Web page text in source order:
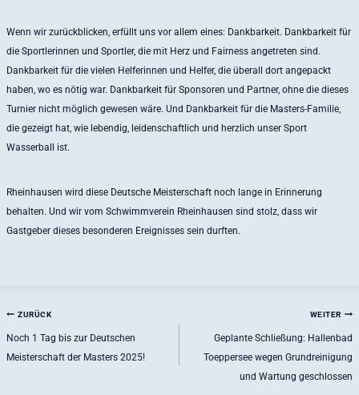
Wenn wir zurückblicken, erfüllt uns vor allem eines: Dankbarkeit. Dankbarkeit für
die Sportlerinnen und Sportler, die mit Herz und Fairness angetreten sind.
Dankbarkeit für die vielen Helferinnen und Helfer, die überall dort angepackt
haben, wo es nötig war. Dankbarkeit für Sponsoren und Partner, ohne die dieses
Turnier nicht möglich gewesen wäre. Und Dankbarkeit für die Masters-Familie,
die gezeigt hat, wie lebendig, leidenschaftlich und herzlich unser Sport
Wasserball ist.
Rheinhausen wird diese Deutsche Meisterschaft noch lange in Erinnerung
behalten. Und wir vom Schwimmverein Rheinhausen sind stolz, dass wir
Gastgeber dieses besonderen Ereignisses sein durften.
Beitragsnavigation
ZURÜCK
Noch 1 Tag bis zur Deutschen
Meisterschaft der Masters 2025!
WEITER
Geplante Schließung: Hallenbad
Toeppersee wegen Grundreinigung
und Wartung geschlossen